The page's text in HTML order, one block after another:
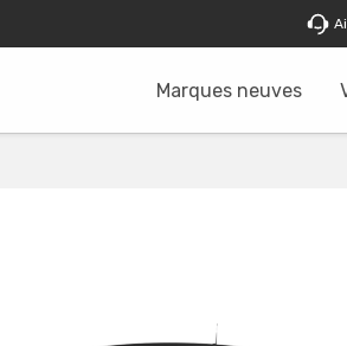
Marques neuves